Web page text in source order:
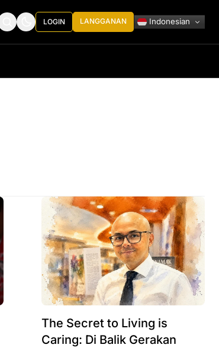
LOGIN LANGGANAN Indonesian
The Secret to Living is
Caring: Di Balik Gerakan